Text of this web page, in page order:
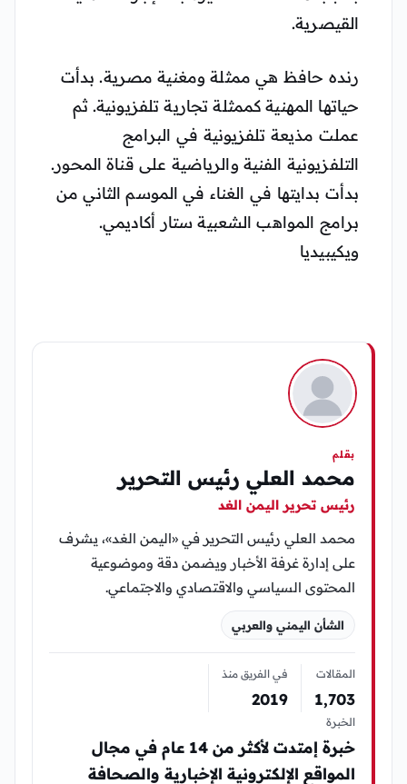
القيصرية.
رنده حافظ هي ممثلة ومغنية مصرية. بدأت
حياتها المهنية كممثلة تجارية تلفزيونية. ثم
عملت مذيعة تلفزيونية في البرامج
التلفزيونية الفنية والرياضية على قناة المحور.
بدأت بدايتها في الغناء في الموسم الثاني من
برامج المواهب الشعبية ستار أكاديمي.
ويكيبيديا
بقلم
محمد العلي رئيس التحرير
رئيس تحرير اليمن الغد
محمد العلي رئيس التحرير في «اليمن الغد»، يشرف
على إدارة غرفة الأخبار ويضمن دقة وموضوعية
المحتوى السياسي والاقتصادي والاجتماعي.
الشأن اليمني والعربي
المقالات
1٬703
في الفريق منذ
2019
الخبرة
خبرة إمتدت لأكثر من 14 عام في مجال
المواقع الإلكترونية الإخبارية والصحافة